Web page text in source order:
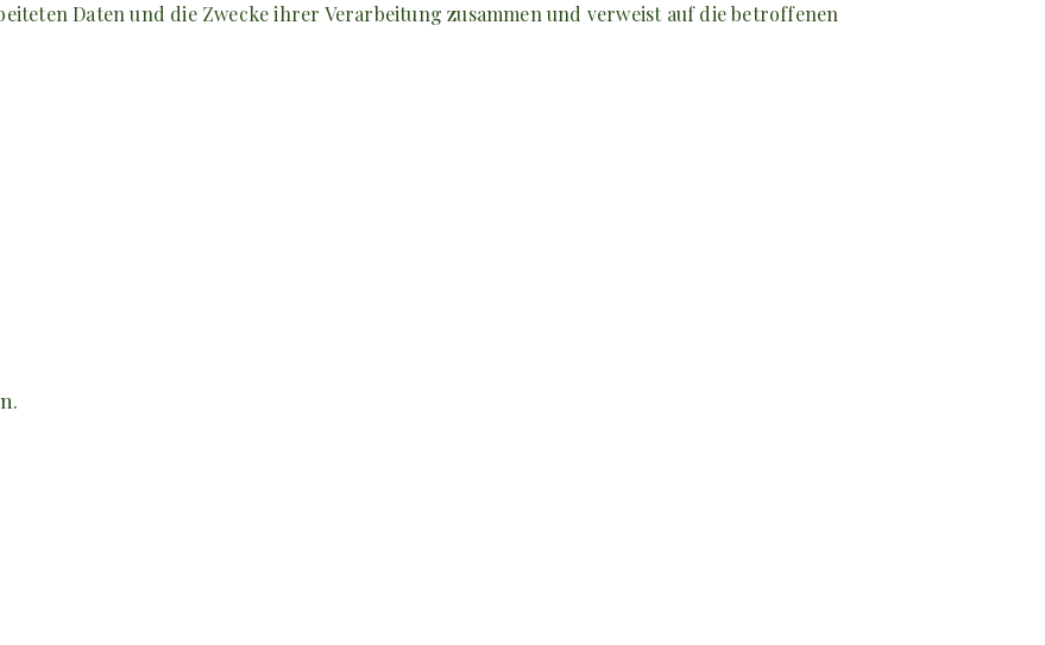
Daten und die Zwecke ihrer Verarbeitung zusammen und verweist auf die betroffenen